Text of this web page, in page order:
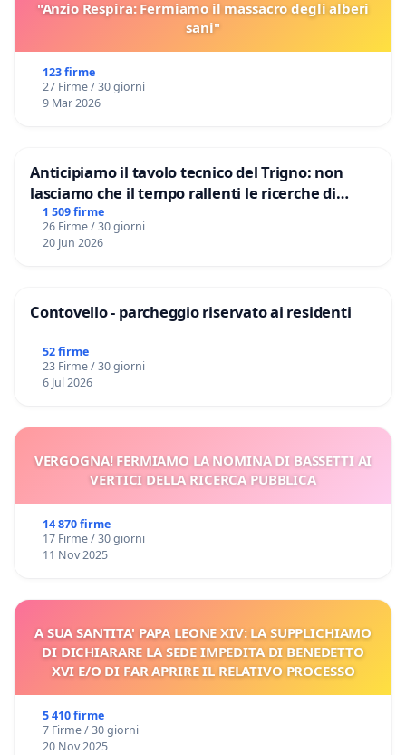
"Anzio Respira: Fermiamo il massacro degli alberi
sani"
123 firme
27 Firme / 30 giorni
9 Mar 2026
Anticipiamo il tavolo tecnico del Trigno: non
lasciamo che il tempo rallenti le ricerche di
Domenico Racanati
1 509 firme
26 Firme / 30 giorni
20 Jun 2026
Contovello - parcheggio riservato ai residenti
52 firme
23 Firme / 30 giorni
6 Jul 2026
VERGOGNA! FERMIAMO LA NOMINA DI BASSETTI AI
VERTICI DELLA RICERCA PUBBLICA
14 870 firme
17 Firme / 30 giorni
11 Nov 2025
A SUA SANTITA' PAPA LEONE XIV: LA SUPPLICHIAMO
DI DICHIARARE LA SEDE IMPEDITA DI BENEDETTO
XVI E/O DI FAR APRIRE IL RELATIVO PROCESSO
5 410 firme
7 Firme / 30 giorni
20 Nov 2025